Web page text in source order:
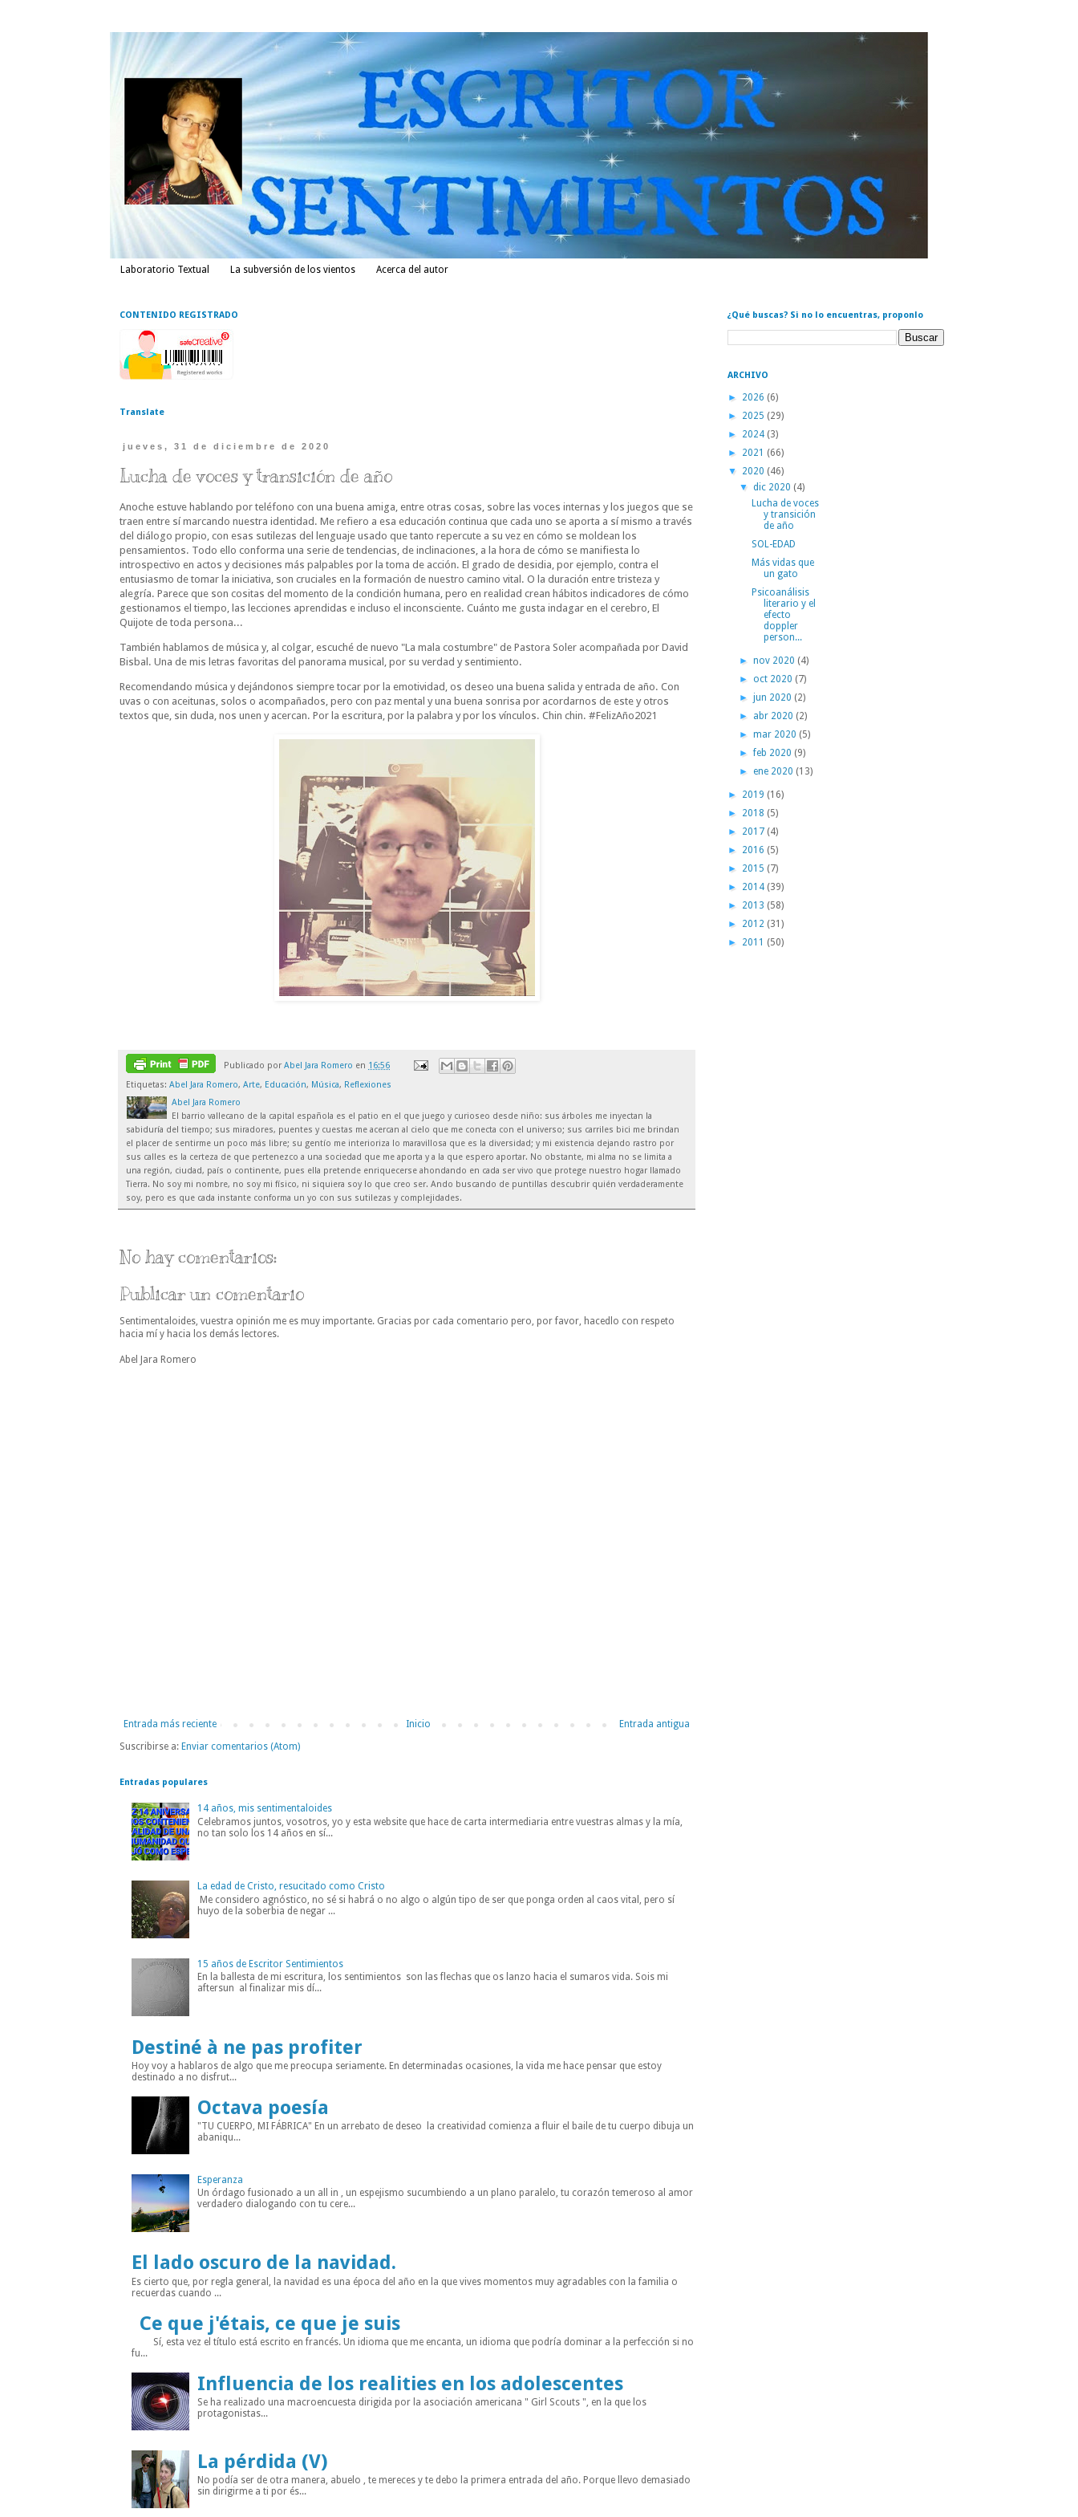
Laboratorio Textual La subversión de los vientos Acerca del autor
CONTENIDO REGISTRADO
Translate
jueves, 31 de diciembre de 2020
Lucha de voces y transición de año
Anoche estuve hablando por teléfono con una buena amiga, entre otras cosas, sobre las voces internas y los juegos que se
traen entre sí marcando nuestra identidad. Me refiero a esa educación continua que cada uno se aporta a sí mismo a través
del diálogo propio, con esas sutilezas del lenguaje usado que tanto repercute a su vez en cómo se moldean los
pensamientos. Todo ello conforma una serie de tendencias, de inclinaciones, a la hora de cómo se manifiesta lo
introspectivo en actos y decisiones más palpables por la toma de acción. El grado de desidia, por ejemplo, contra el
entusiasmo de tomar la iniciativa, son cruciales en la formación de nuestro camino vital. O la duración entre tristeza y
alegría. Parece que son cositas del momento de la condición humana, pero en realidad crean hábitos indicadores de cómo
gestionamos el tiempo, las lecciones aprendidas e incluso el inconsciente. Cuánto me gusta indagar en el cerebro, El
Quijote de toda persona...
También hablamos de música y, al colgar, escuché de nuevo "La mala costumbre" de Pastora Soler acompañada por David
Bisbal. Una de mis letras favoritas del panorama musical, por su verdad y sentimiento.
Recomendando música y dejándonos siempre tocar por la emotividad, os deseo una buena salida y entrada de año. Con
uvas o con aceitunas, solos o acompañados, pero con paz mental y una buena sonrisa por acordarnos de este y otros
textos que, sin duda, nos unen y acercan. Por la escritura, por la palabra y por los vínculos. Chin chin. #FelizAño2021
Publicado por Abel Jara Romero en 16:56
Etiquetas: Abel Jara Romero, Arte, Educación, Música, Reflexiones
Abel Jara Romero
El barrio vallecano de la capital española es el patio en el que juego y curioseo desde niño: sus árboles me inyectan la
sabiduría del tiempo; sus miradores, puentes y cuestas me acercan al cielo que me conecta con el universo; sus carriles bici me brindan
el placer de sentirme un poco más libre; su gentío me interioriza lo maravillosa que es la diversidad; y mi existencia dejando rastro por
sus calles es la certeza de que pertenezco a una sociedad que me aporta y a la que espero aportar. No obstante, mi alma no se limita a
una región, ciudad, país o continente, pues ella pretende enriquecerse ahondando en cada ser vivo que protege nuestro hogar llamado
Tierra. No soy mi nombre, no soy mi físico, ni siquiera soy lo que creo ser. Ando buscando de puntillas descubrir quién verdaderamente
soy, pero es que cada instante conforma un yo con sus sutilezas y complejidades.
No hay comentarios:
Publicar un comentario
Sentimentaloides, vuestra opinión me es muy importante. Gracias por cada comentario pero, por favor, hacedlo con respeto
hacia mí y hacia los demás lectores.
Abel Jara Romero
Entrada más reciente Entrada antigua
Inicio
Suscribirse a: Enviar comentarios (Atom)
Entradas populares
14 años, mis sentimentaloides
Celebramos juntos, vosotros, yo y esta website que hace de carta intermediaria entre vuestras almas y la mía,
no tan solo los 14 años en sí...
La edad de Cristo, resucitado como Cristo
Me considero agnóstico, no sé si habrá o no algo o algún tipo de ser que ponga orden al caos vital, pero sí
huyo de la soberbia de negar ...
15 años de Escritor Sentimientos
En la ballesta de mi escritura, los sentimientos son las flechas que os lanzo hacia el sumaros vida. Sois mi
aftersun al finalizar mis dí...
Destiné à ne pas profiter
Hoy voy a hablaros de algo que me preocupa seriamente. En determinadas ocasiones, la vida me hace pensar que estoy
destinado a no disfrut...
Octava poesía
"TU CUERPO, MI FÁBRICA" En un arrebato de deseo la creatividad comienza a fluir el baile de tu cuerpo dibuja un
abaniqu...
Esperanza
Un órdago fusionado a un all in , un espejismo sucumbiendo a un plano paralelo, tu corazón temeroso al amor
verdadero dialogando con tu cere...
El lado oscuro de la navidad.
Es cierto que, por regla general, la navidad es una época del año en la que vives momentos muy agradables con la familia o
recuerdas cuando ...
Ce que j'étais, ce que je suis
Sí, esta vez el título está escrito en francés. Un idioma que me encanta, un idioma que podría dominar a la perfección si no
fu...
Influencia de los realities en los adolescentes
Se ha realizado una macroencuesta dirigida por la asociación americana " Girl Scouts ", en la que los
protagonistas...
La pérdida (V)
No podía ser de otra manera, abuelo , te mereces y te debo la primera entrada del año. Porque llevo demasiado
sin dirigirme a ti por és...
¿Qué buscas? Si no lo encuentras, proponlo
ARCHIVO
► 2026 (6)
► 2025 (29)
► 2024 (3)
► 2021 (66)
▼ 2020 (46)
▼dic 2020 (4)
Lucha de voces
y transición
de año
SOL-EDAD
Más vidas que
un gato
Psicoanálisis
literario y el
efecto
doppler
person...
►nov 2020 (4)
► oct 2020 (7)
►jun 2020 (2)
► abr 2020 (2)
►mar 2020 (5)
►feb 2020 (9)
►ene 2020 (13)
► 2019 (16)
► 2018 (5)
► 2017 (4)
► 2016 (5)
► 2015 (7)
► 2014 (39)
► 2013 (58)
► 2012 (31)
► 2011 (50)